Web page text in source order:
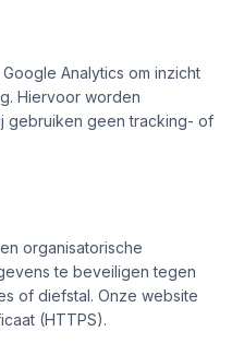
Analytics om inzicht
Hiervoor worden
gebruiken geen tracking- of
organisatorische
te beveiligen tegen
of diefstal. Onze website
(HTTPS).